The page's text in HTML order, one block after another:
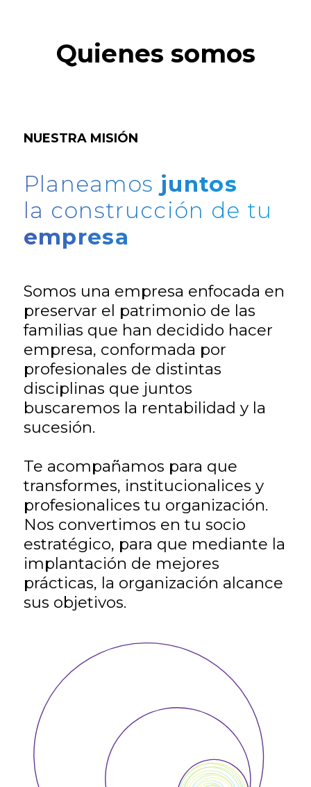
Quienes somos
NUESTRA MISIÓN
Planeamos juntos
la construcción de tu
empresa
Somos una empresa enfocada en
preservar el patrimonio de las
familias que han decidido hacer
empresa, conformada por
profesionales de distintas
disciplinas que juntos
buscaremos la rentabilidad y la
sucesión.
Te acompañamos para que
transformes, institucionalices y
profesionalices tu organización.
Nos convertimos en tu socio
estratégico, para que mediante la
implantación de mejores
prácticas, la organización alcance
sus objetivos.